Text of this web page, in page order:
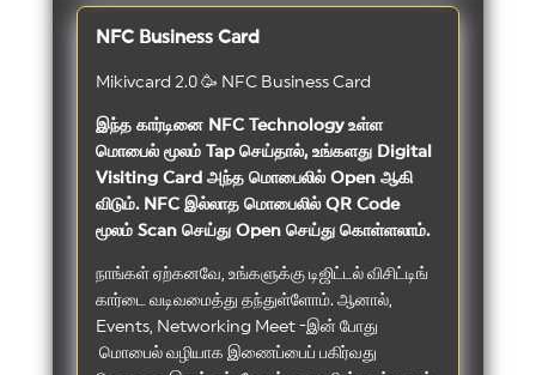
NFC Business Card
Mikivcard 2.0 🥳 NFC Business Card
இந்த கார்டினை NFC Technology உள்ள
மொபைல் மூலம் Tap செய்தால், உங்களது Digital
Visiting Card அந்த மொபைலில் Open ஆகி
விடும். NFC இல்லாத மொபைலில் QR Code
மூலம் Scan செய்து Open செய்து கொள்ளலாம்.
நாங்கள் ஏற்கனவே, உங்களுக்கு டிஜிட்டல் விசிட்டிங்
கார்டை வடிவமைத்து தந்துள்ளோம். ஆனால்,
Events, Networking Meet -இன் போது
மொபைல் வழியாக இணைப்பைப் பகிர்வது